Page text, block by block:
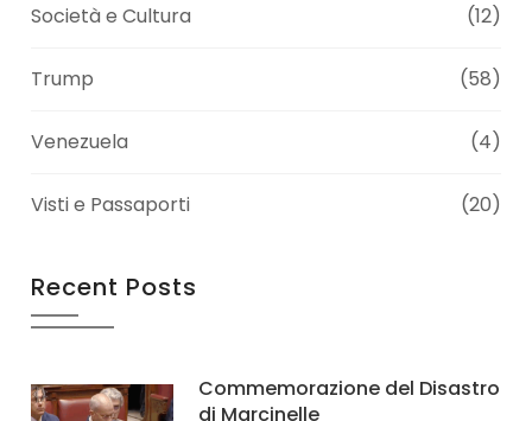
Società e Cultura (12)
Trump (58)
Venezuela (4)
Visti e Passaporti (20)
Recent Posts
Commemorazione del Disastro
di Marcinelle